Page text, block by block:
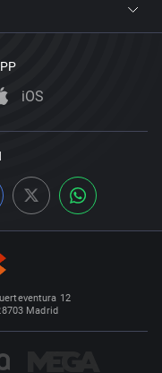
iOS
12
Madrid